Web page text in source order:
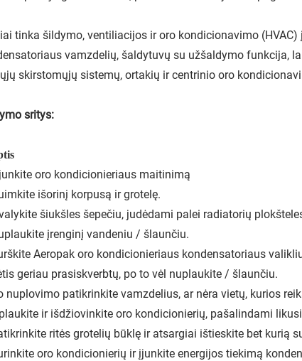
tinka šildymo, ventiliacijos ir oro kondicionavimo
vamzdelių, šaldytuvų su užšaldymo funkcija,
skirstomųjų sistemų, ortakių ir centrinio oro
sritys:
oro kondicionieriaus maitinimą
išorinį korpusą ir grotelę.
šiukšles šepečiu, judėdami palei radiatorių
įrenginį vandeniu / šlaunčiu.
Aeropak oro kondicionieriaus kondensatoriaus
geriau prasiskverbtų, po to vėl nuplaukite / šlaunčiu.
nuplovimo patikrinkite vamzdelius, ar nėra vietų, kurios
ir išdžiovinkite oro kondicionierių, pašalindami
ritės grotelių būklę ir atsargiai ištieskite bet kurią
oro kondicionierių ir įjunkite energijos tiekimą